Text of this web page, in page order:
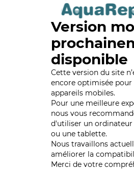
Version
disponible
Cette version du site
encore optimisée pour
appareils mobiles.
Pour une meilleure
nous vous
d'utiliser un ordinateur
ou une tablette.
Nous travaillons
améliorer la
Merci de votre